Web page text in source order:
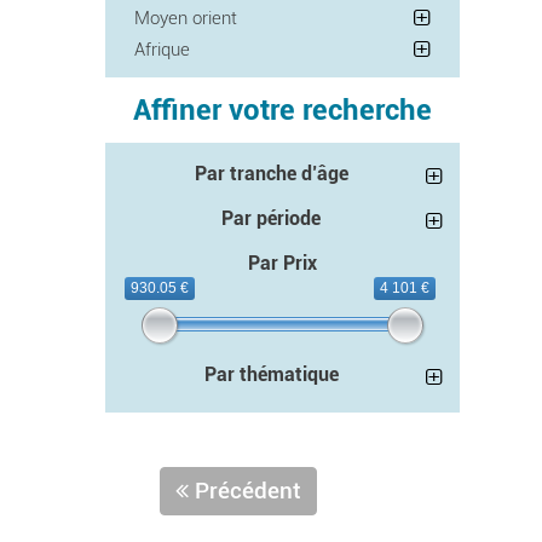
Moyen orient
Afrique
Affiner votre recherche
Par tranche d’âge
Par période
Par Prix
930.05 € 4 101 €
Par thématique
Précédent